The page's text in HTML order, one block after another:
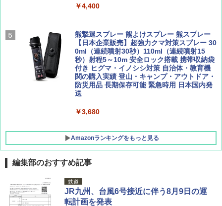
￥1,760
￥1,540
￥9,990
[キャンパーズコレクション 山善] 傘みたいに
広げるだけ パッとサッとテント キューブワ
イド ブラックコーティング フルクローズ メ
ッシュ 4人用 簡単設置 ポップアップテント P
ATCW-150B エクルベージュ
￥-
￥4,400
熊撃退スプレー 熊よけスプレー 熊スプレー
【日本企業販売】超強力クマ対策スプレー 30
0ml（連続噴射30秒）110ml（連続噴射15
秒）射程5～10m 安全ロック搭載 携帯収納袋
付き ヒグマ・イノシシ対策 自治体・教育機
関の購入実績 登山・キャンプ・アウトドア・
防災用品 長期保存可能 緊急時用 日本国内発
送
￥3,680
Amazonランキングをもっと見る
編集部のおすすめ記事
鉄道
JR九州、台風6号接近に伴う8月9日の運
転計画を発表